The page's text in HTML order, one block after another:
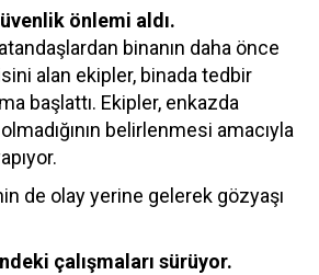
önlemi aldı.
binanın daha önce
alan ekipler, binada tedbir
başlattı. Ekipler, enkazda
belirlenmesi amacıyla
de olay yerine gelerek gözyaşı
çalışmaları sürüyor.